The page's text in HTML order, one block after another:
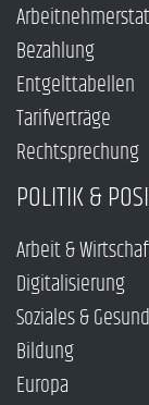
Bezahlung
Entgelttabellen
Tarifverträge
Rechtsprechung
POLITIK &
Arbeit &
Digitalisierung
Soziales &
Bildung
Europa